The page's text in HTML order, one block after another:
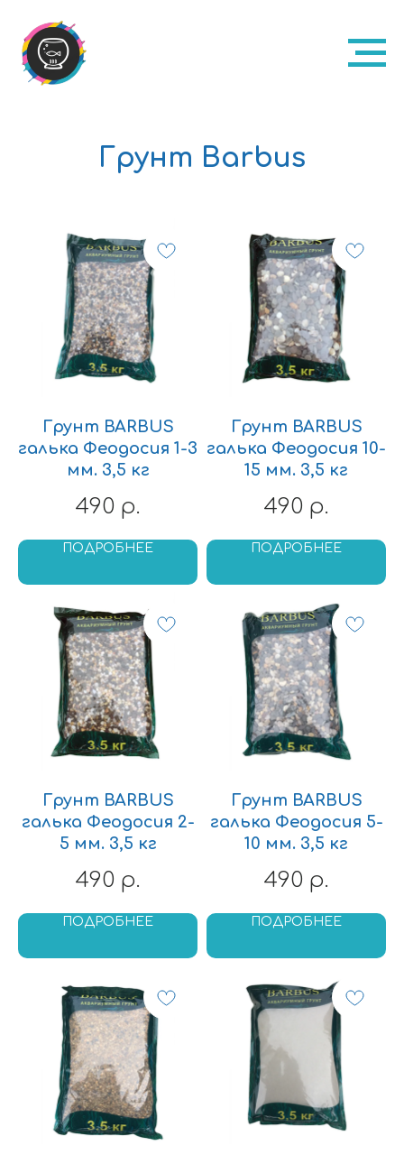
Грунт Barbus
Грунт BARBUS
галька Феодосия 1-3
мм. 3,5 кг
490 р.
ПОДРОБНЕЕ
Грунт BARBUS
галька Феодосия 10-
15 мм. 3,5 кг
490 р.
ПОДРОБНЕЕ
Грунт BARBUS
галька Феодосия 2-
5 мм. 3,5 кг
490 р.
ПОДРОБНЕЕ
Грунт BARBUS
галька Феодосия 5-
10 мм. 3,5 кг
490 р.
ПОДРОБНЕЕ